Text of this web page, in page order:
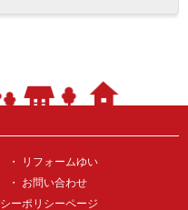
リフォームゆい
お問い合わせ
ーポリシーページ